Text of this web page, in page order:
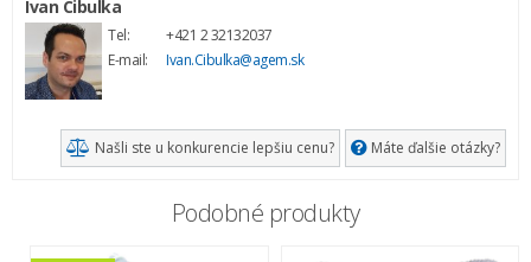
Ivan Cibulka
Tel:
+421 2 32132037
E-mail:
Ivan.Cibulka@agem.sk
Našli ste u konkurencie lepšiu cenu? Máte ďalšie otázky?
Podobné produkty